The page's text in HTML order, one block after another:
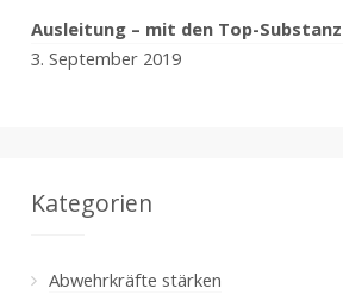
Ausleitung – mit den Top-
3. September 2019
Kategorien
Abwehrkräfte stärken